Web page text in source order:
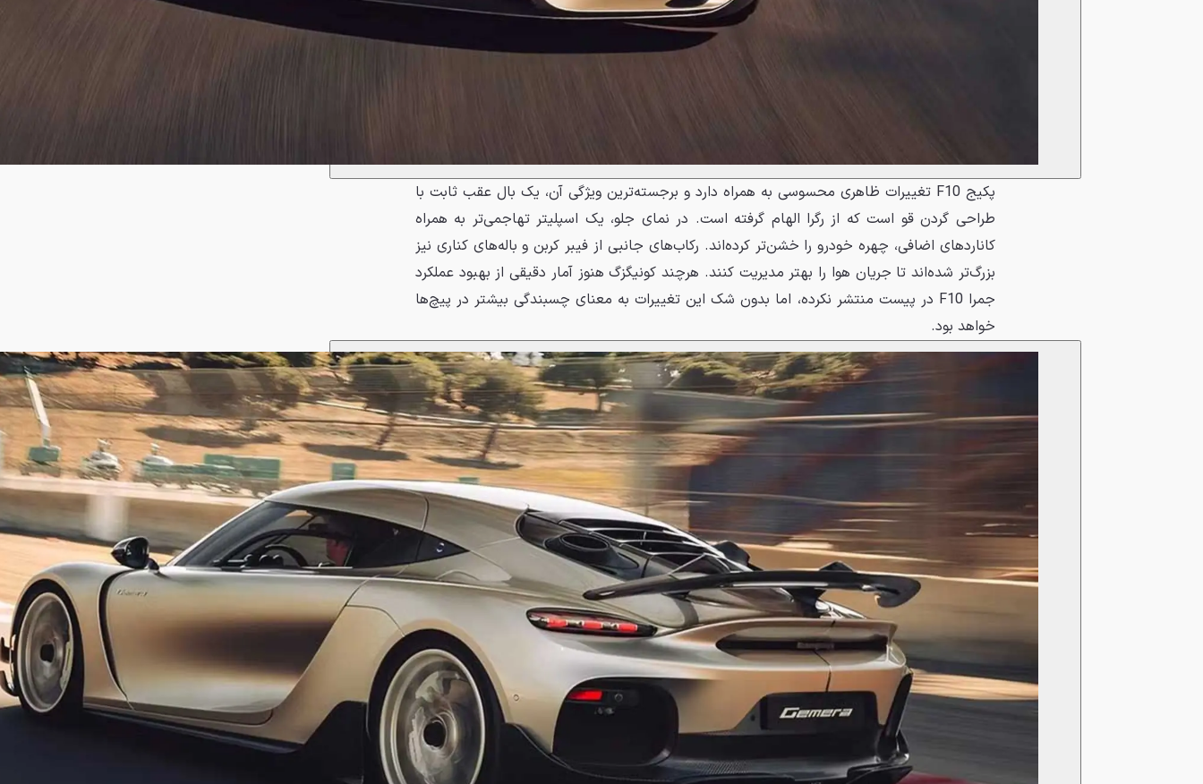
پکیج F10 تغییرات ظاهری محسوسی به همراه دارد و برجسته‌ترین ویژگی آن، یک بال عقب ثابت با
طراحی گردن قو است که از رگرا الهام گرفته است. در نمای جلو، یک اسپلیتر تهاجمی‌تر به همراه
کاناردهای اضافی، چهره خودرو را خشن‌تر کرده‌اند. رکاب‌های جانبی از فیبر کربن و باله‌های کناری نیز
بزرگ‌تر شده‌اند تا جریان هوا را بهتر مدیریت کنند. هرچند کونیگزگ هنوز آمار دقیقی از بهبود عملکرد
جمرا F10 در پیست منتشر نکرده، اما بدون شک این تغییرات به معنای چسبندگی بیشتر در پیچ‌ها
خواهد بود.